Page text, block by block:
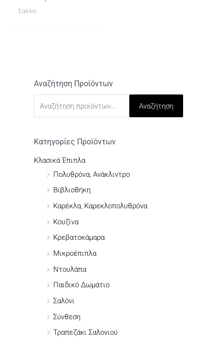
Σαλόνι
Αναζήτηση Προϊόντων
Α
ή
τ
Αναζήτηση
Κατηγορίες Προϊόντων
Κλασικά Έπιπλα
Πολυθρόνα, Ανάκλιντρο
Βιβλιοθήκη
Καρέκλα, Καρεκλοπολυθρόνα
Κουζίνα
Κρεβατοκάμαρα
Μικροέπιπλα
Ντουλάπα
Παιδικό Δωμάτιο
Σαλόνι
Σύνθεση
Τραπεζάκι Σαλονιού